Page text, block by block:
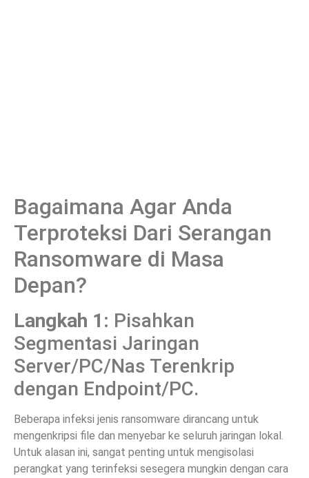
Bagaimana Agar Anda
Terproteksi Dari Serangan
Ransomware di Masa
Depan?
Langkah 1: Pisahkan
Segmentasi Jaringan
Server/PC/Nas Terenkrip
dengan Endpoint/PC.
Beberapa infeksi jenis ransomware dirancang untuk
mengenkripsi file dan menyebar ke seluruh jaringan lokal.
Untuk alasan ini, sangat penting untuk mengisolasi
perangkat yang terinfeksi sesegera mungkin dengan cara